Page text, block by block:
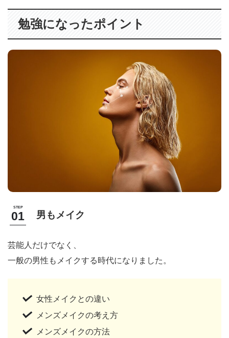
勉強になったポイント
男もメイク
芸能人だけでなく、
一般の男性もメイクする時代になりました。
女性メイクとの違い
メンズメイクの考え方
メンズメイクの方法